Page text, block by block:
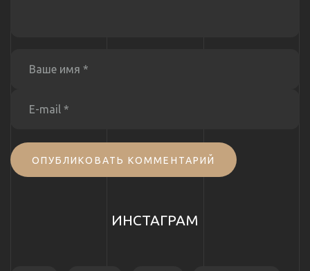
ОПУБЛИКОВАТЬ КОММЕНТАРИЙ
ИНСТАГРАМ